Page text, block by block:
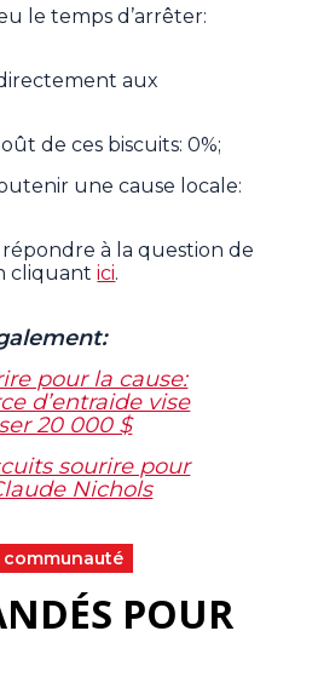
le temps d’arrêter:
aux
de ces biscuits: 0%;
une cause locale:
à la question de
cliquantici.
pour la cause:
d’entraide vise
20 000 $
sourire pour
Nichols
communauté
POUR